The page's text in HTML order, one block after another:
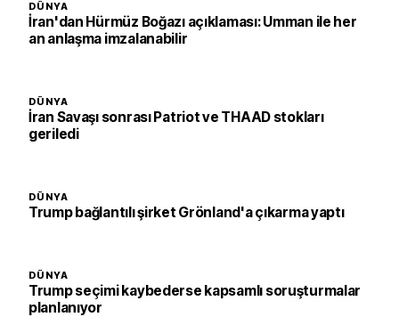
DÜNYA
İran'dan Hürmüz Boğazı açıklaması: Umman ile her
an anlaşma imzalanabilir
DÜNYA
İran Savaşı sonrası Patriot ve THAAD stokları
geriledi
DÜNYA
Trump bağlantılı şirket Grönland'a çıkarma yaptı
DÜNYA
Trump seçimi kaybederse kapsamlı soruşturmalar
planlanıyor